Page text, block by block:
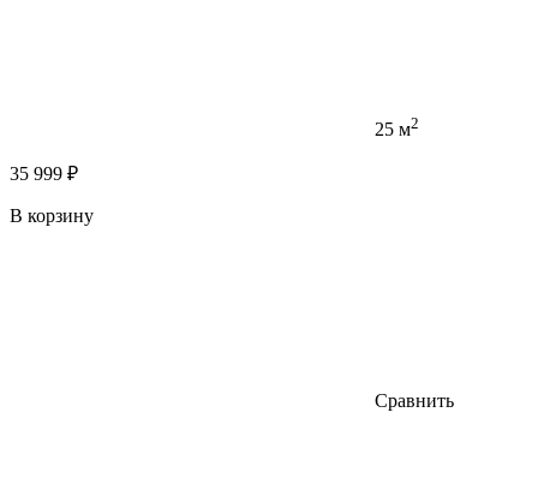
25 м2
35 999 ₽
В корзину
Сравнить